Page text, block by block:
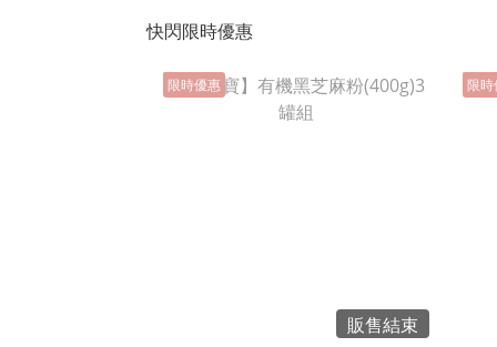
快閃限時優惠
限時優惠
販售結束
限時